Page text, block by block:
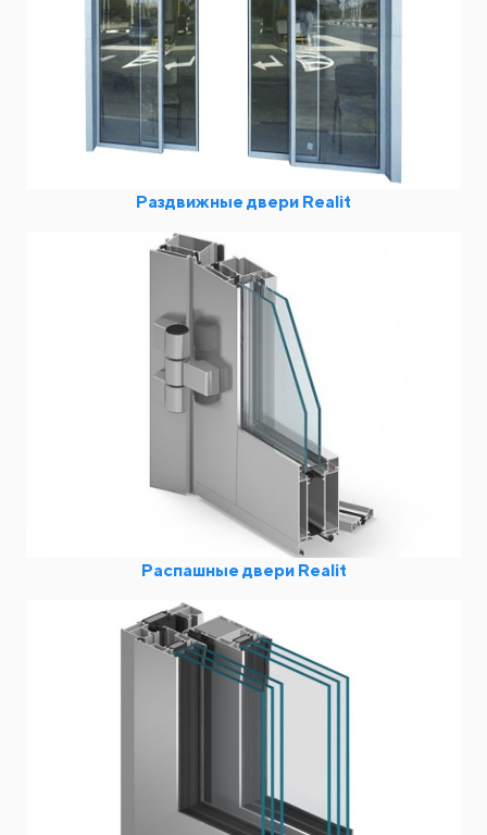
Раздвижные двери Realit
Распашные двери Realit